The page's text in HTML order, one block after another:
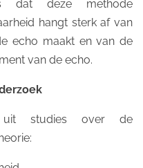
dat deze methode
hangt sterk af van
echo maakt en van de
van de echo.
studies over de